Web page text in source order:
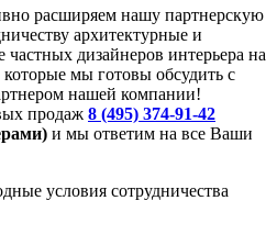
расширяем нашу партнерскую
архитектурные и
дизайнеров интерьера на
мы готовы обсудить с
нашей компании!
продаж 8 (495) 374-91-42
и мы ответим на все Ваши
условия сотрудничества